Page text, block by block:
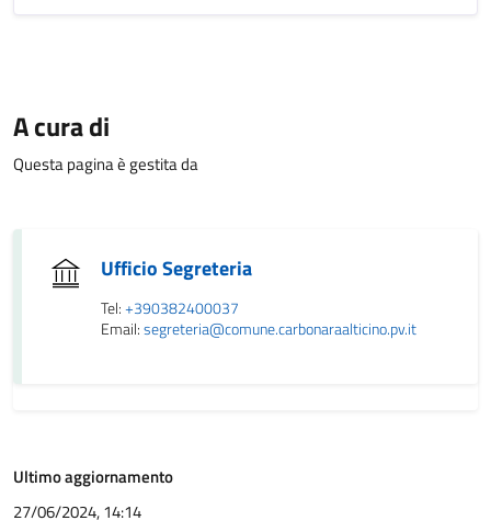
A cura di
Questa pagina è gestita da
Ufficio Segreteria
Tel:+390382400037
Email:segreteria@comune.carbonaraalticino.pv.it
Ultimo aggiornamento
27/06/2024, 14:14